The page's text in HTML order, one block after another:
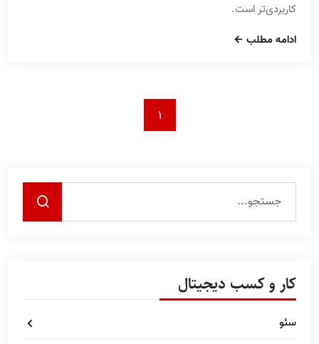
کاربردی‌تر است.
ادامه مطلب
1
کار و کسب دیجیتال
سئو